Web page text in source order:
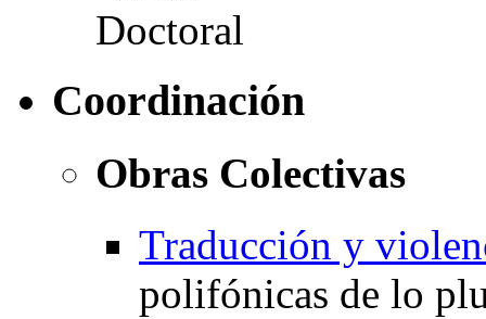
Coordinación
Obras Colectivas
Traducción y
polifónicas de lo